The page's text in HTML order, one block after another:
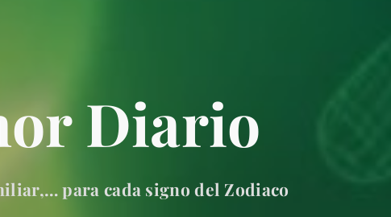
Diario
para cada signo del Zodiaco